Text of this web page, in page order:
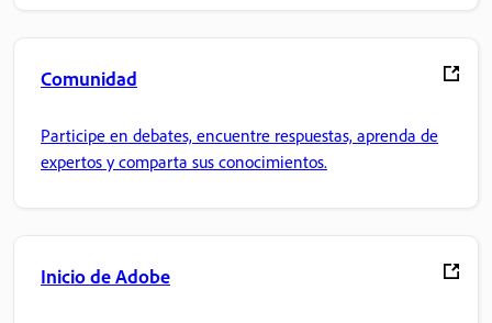
Comunidad
Participe en debates, encuentre respuestas, aprenda de
expertos y comparta sus conocimientos.
Inicio de Adobe